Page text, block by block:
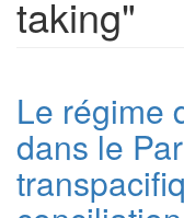
taking"
Le régime
dans le